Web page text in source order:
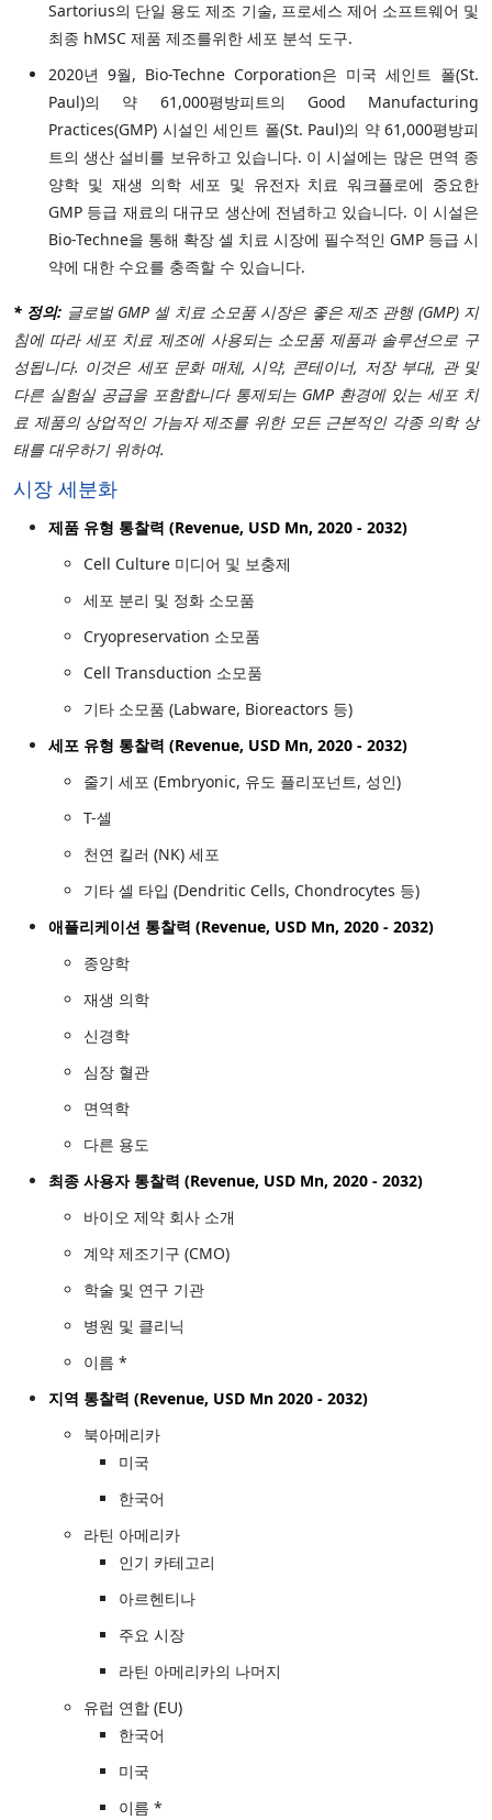
Sartorius의 단일 용도 제조 기술, 프로세스 제어 소프트웨어 및
최종 hMSC 제품 제조를위한 세포 분석 도구.
2020년 9월, Bio-Techne Corporation은 미국 세인트 폴(St.
Paul)의 약 61,000평방피트의 Good Manufacturing
Practices(GMP) 시설인 세인트 폴(St. Paul)의 약 61,000평방피
트의 생산 설비를 보유하고 있습니다. 이 시설에는 많은 면역 종
양학 및 재생 의학 세포 및 유전자 치료 워크플로에 중요한
GMP 등급 재료의 대규모 생산에 전념하고 있습니다. 이 시설은
Bio-Techne을 통해 확장 셀 치료 시장에 필수적인 GMP 등급 시
약에 대한 수요를 충족할 수 있습니다.
* 정의: 글로벌 GMP 셀 치료 소모품 시장은 좋은 제조 관행 (GMP) 지
침에 따라 세포 치료 제조에 사용되는 소모품 제품과 솔루션으로 구
성됩니다. 이것은 세포 문화 매체, 시약, 콘테이너, 저장 부대, 관 및
다른 실험실 공급을 포함합니다 통제되는 GMP 환경에 있는 세포 치
료 제품의 상업적인 가늠자 제조를 위한 모든 근본적인 각종 의학 상
태를 대우하기 위하여.
시장 세분화
제품 유형 통찰력 (Revenue, USD Mn, 2020 - 2032)
Cell Culture 미디어 및 보충제
세포 분리 및 정화 소모품
Cryopreservation 소모품
Cell Transduction 소모품
기타 소모품 (Labware, Bioreactors 등)
세포 유형 통찰력 (Revenue, USD Mn, 2020 - 2032)
줄기 세포 (Embryonic, 유도 플리포넌트, 성인)
T-셀
천연 킬러 (NK) 세포
기타 셀 타입 (Dendritic Cells, Chondrocytes 등)
애플리케이션 통찰력 (Revenue, USD Mn, 2020 - 2032)
종양학
재생 의학
신경학
심장 혈관
면역학
다른 용도
최종 사용자 통찰력 (Revenue, USD Mn, 2020 - 2032)
바이오 제약 회사 소개
계약 제조기구 (CMO)
학술 및 연구 기관
병원 및 클리닉
이름 *
지역 통찰력 (Revenue, USD Mn 2020 - 2032)
북아메리카
미국
한국어
라틴 아메리카
인기 카테고리
아르헨티나
주요 시장
라틴 아메리카의 나머지
유럽 연합 (EU)
한국어
미국
이름 *